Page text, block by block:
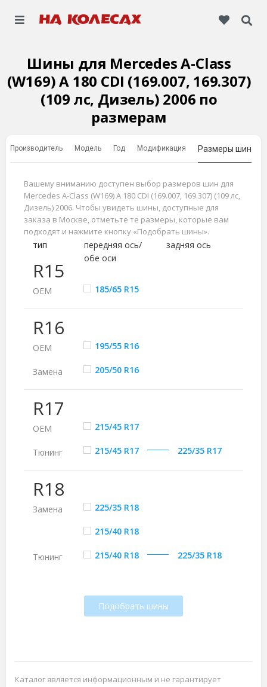
Шины для Mercedes A-Class
(W169) A 180 CDI (169.007, 169.307)
(109 лс, Дизель) 2006 по
размерам
Производитель Модель Год Модификация Размеры шин
Вашему вниманию доступен выбор размеров шин для
Mercedes A-Class (W169) A 180 CDI (169.007, 169.307) (109 лс,
Дизель) 2006. Чтобы увидеть шины, доступные для
заказа в Москве, отметьте те размеры, которые вам
подходят и нажмите кнопку «Подобрать шины».
R15
тип
передняя ось/
обе оси
задняя ось
ОЕМ 185/65 R15
R16
ОЕМ 195/55 R16
Замена 205/50 R16
R17
ОЕМ 215/45 R17
Тюнинг 215/45 R17 225/35 R17
R18
Замена 225/35 R18
215/40 R18
Тюнинг 215/40 R18 225/35 R18
Подобрать шины
Каталог является информационным и не гарантирует